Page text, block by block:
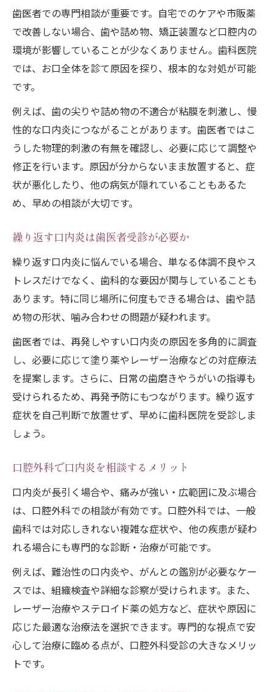
歯医者での専門相談が重要です。自宅でのケアや市販薬
で改善しない場合、歯や詰め物、矯正装置など口腔内の
環境が影響していることが少なくありません。歯科医院
では、お口全体を診て原因を探り、根本的な対処が可能
です。
例えば、歯の尖りや詰め物の不適合が粘膜を刺激し、慢
性的な口内炎につながることがあります。歯医者ではこ
うした物理的刺激の有無を確認し、必要に応じて調整や
修正を行います。原因が分からないまま放置すると、症
状が悪化したり、他の病気が隠れていることもあるた
め、早めの相談が大切です。
繰り返す口内炎は歯医者受診が必要か
繰り返す口内炎に悩んでいる場合、単なる体調不良やス
トレスだけでなく、歯科的な要因が関与していることも
あります。特に同じ場所に何度もできる場合は、歯や詰
め物の形状、噛み合わせの問題が疑われます。
歯医者では、再発しやすい口内炎の原因を多角的に調査
し、必要に応じて塗り薬やレーザー治療などの対症療法
を提案します。さらに、日常の歯磨きやうがいの指導も
受けられるため、再発予防にもつながります。繰り返す
症状を自己判断で放置せず、早めに歯科医院を受診しま
しょう。
口腔外科で口内炎を相談するメリット
口内炎が長引く場合や、痛みが強い・広範囲に及ぶ場合
は、口腔外科での相談が有効です。口腔外科では、一般
歯科では対応しきれない複雑な症状や、他の疾患が疑わ
れる場合にも専門的な診断・治療が可能です。
例えば、難治性の口内炎や、がんとの鑑別が必要なケー
スでは、組織検査や詳細な診察が受けられます。また、
レーザー治療やステロイド薬の処方など、症状や原因に
応じた最適な治療法を選択できます。専門的な視点で安
心して治療に臨める点が、口腔外科受診の大きなメリッ
トです。